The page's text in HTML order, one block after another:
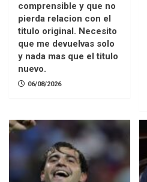
comprensible y que no
pierda relacion con el
titulo original. Necesito
que me devuelvas solo
y nada mas que el titulo
nuevo.
06/08/2026